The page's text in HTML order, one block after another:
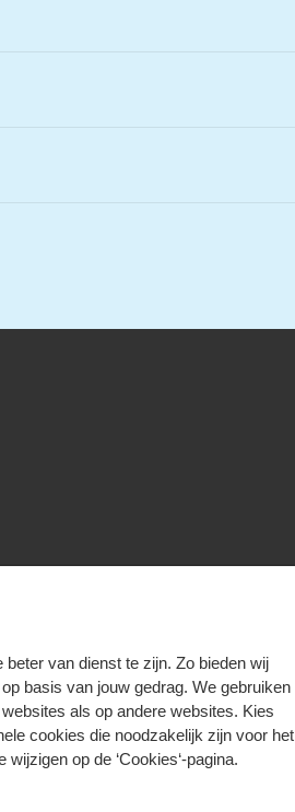
van dienst te zijn. Zo bieden wij
basis van jouw gedrag. We gebruiken
als op andere websites. Kies
cookies die noodzakelijk zijn voor het
wijzigen op de ‘Cookies‘-pagina.